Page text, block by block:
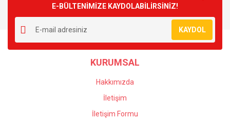
Yorum Yaz
Ürün resmi kalitesiz, bozuk veya görüntülenemiyor.
Ürün açıklamasında eksik bilgiler bulunuyor.
Ürün bilgilerinde hatalar bulunuyor.
Ürün fiyatı diğer sitelerden daha pahalı.
E-BÜLTENİMİZE KAYDOLABİLİRSİNİZ!
KAYDOL
KURUMSAL
Hakkımızda
İletişim
İletişim Formu